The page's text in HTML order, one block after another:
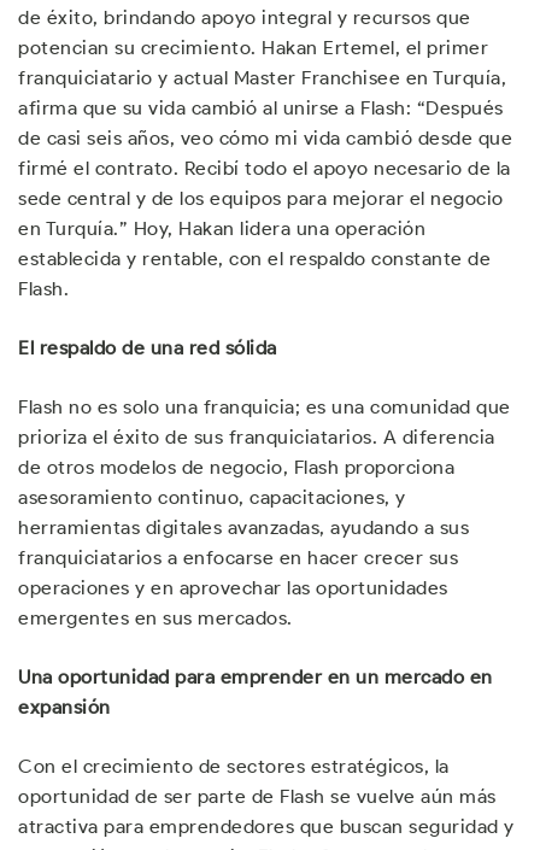
de éxito, brindando apoyo integral y recursos que
potencian su crecimiento. Hakan Ertemel, el primer
franquiciatario y actual Master Franchisee en Turquía,
afirma que su vida cambió al unirse a Flash: “Después
de casi seis años, veo cómo mi vida cambió desde que
firmé el contrato. Recibí todo el apoyo necesario de la
sede central y de los equipos para mejorar el negocio
en Turquía.” Hoy, Hakan lidera una operación
establecida y rentable, con el respaldo constante de
Flash.
El respaldo de una red sólida
Flash no es solo una franquicia; es una comunidad que
prioriza el éxito de sus franquiciatarios. A diferencia
de otros modelos de negocio, Flash proporciona
asesoramiento continuo, capacitaciones, y
herramientas digitales avanzadas, ayudando a sus
franquiciatarios a enfocarse en hacer crecer sus
operaciones y en aprovechar las oportunidades
emergentes en sus mercados.
Una oportunidad para emprender en un mercado en
expansión
Con el crecimiento de sectores estratégicos, la
oportunidad de ser parte de Flash se vuelve aún más
atractiva para emprendedores que buscan seguridad y